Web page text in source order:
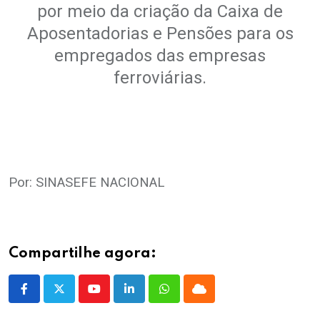
por meio da criação da Caixa de
Aposentadorias e Pensões para os
empregados das empresas
ferroviárias.
Por: SINASEFE NACIONAL
Compartilhe agora:
YoutubeLinkedInWhatsappCloud